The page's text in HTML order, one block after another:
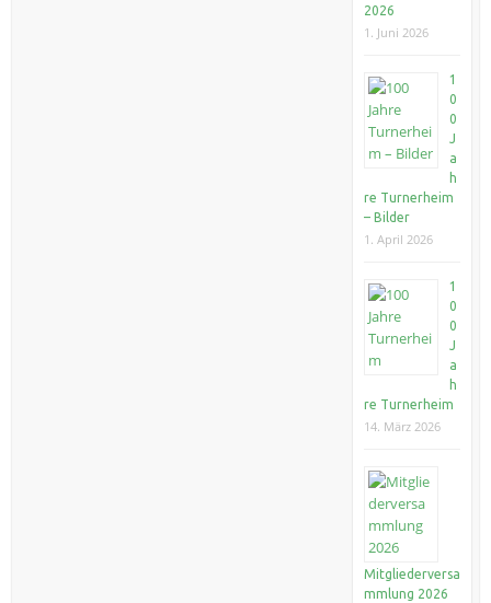
2026
1. Juni 2026
1
0
0
J
a
h
re Turnerheim
– Bilder
1. April 2026
1
0
0
J
a
h
re Turnerheim
14. März 2026
Mitgliederversa
mmlung 2026